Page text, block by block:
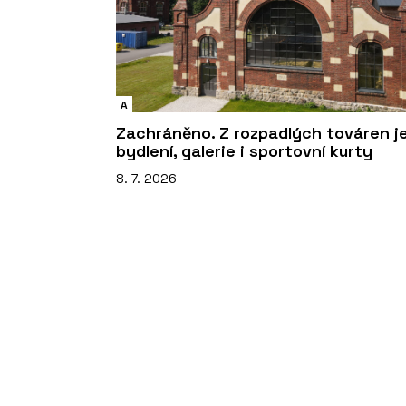
A
Zachráněno. Z rozpadlých továren
bydlení, galerie i sportovní kurty
8. 7. 2026